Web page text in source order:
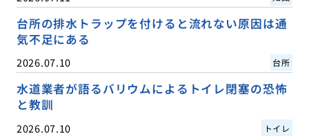
台所の排水トラップを付けると流れない原因は通
気不足にある
2026.07.10 台所
水道業者が語るバリウムによるトイレ閉塞の恐怖
と教訓
2026.07.10 トイレ